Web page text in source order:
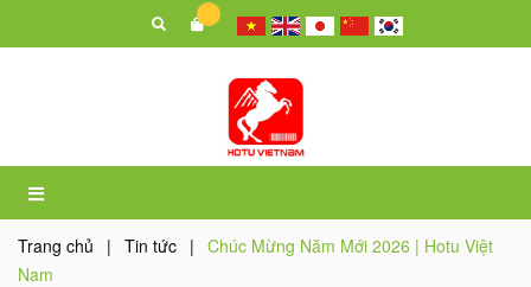
Trang chủ | Tin tức | Chúc Mừng Năm Mới 2026 | Hotu Việt
Nam